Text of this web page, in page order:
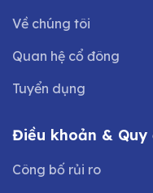
Về chúng tôi
Quan hệ cổ đông
Tuyển dụng
Điều khoản & Quy
Công bố rủi ro